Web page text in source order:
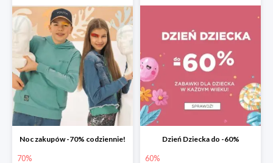
Noc zakupów -70% codziennie!
70%
Dzień Dziecka do -60%
60%